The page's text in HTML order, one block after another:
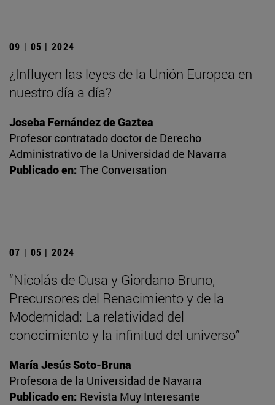
09 | 05 | 2024
¿Influyen las leyes de la Unión Europea en
nuestro día a día?
Joseba Fernández de Gaztea
Profesor contratado doctor de Derecho
Administrativo de la Universidad de Navarra
Publicado en: The Conversation
07 | 05 | 2024
“Nicolás de Cusa y Giordano Bruno,
Precursores del Renacimiento y de la
Modernidad: La relatividad del
conocimiento y la infinitud del universo”
María Jesús Soto-Bruna
Profesora de la Universidad de Navarra
Publicado en: Revista Muy Interesante